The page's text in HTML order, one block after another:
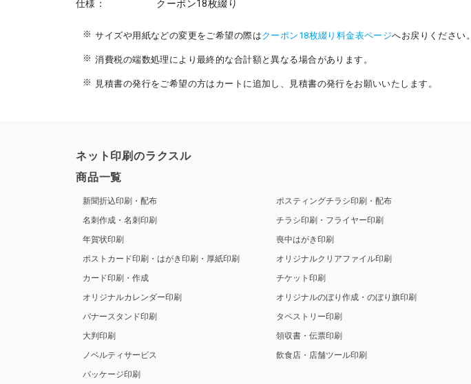
仕様： クーポン18枚綴り
サイズや用紙などの変更をご希望の際はクーポン18枚綴り料金表ページへお戻りください。
消費税の端数処理により最終的な合計額と異なる場合があります。
見積書の発行をご希望の方はカートに追加し、見積書の発行をお願いいたします。
ネット印刷のラクスル
商品一覧
新聞折込印刷・配布
名刺作成・名刺印刷
年賀状印刷
ポストカード印刷・はがき印刷・厚紙印刷
カード印刷・作成
オリジナルカレンダー印刷
バナースタンド印刷
大判印刷
ノベルティサービス
パッケージ印刷
ポスティングチラシ印刷・配布
チラシ印刷・フライヤー印刷
喪中はがき印刷
オリジナルクリアファイル印刷
チケット印刷
オリジナルのぼり作成・のぼり旗印刷
タペストリー印刷
領収書・伝票印刷
飲食店・店舗ツール印刷